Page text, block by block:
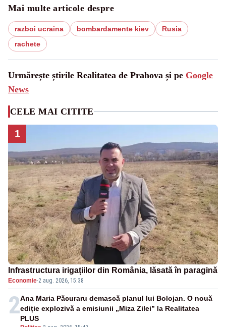
Mai multe articole despre
razboi ucraina bombardamente kiev
Rusia
rachete
Urmărește știrile Realitatea de Prahova și pe Google
News
CELE MAI CITITE
1
Infrastructura irigațiilor din România, lăsată în paragină
Economie·2 aug. 2026, 15:38
2Ana Maria Păcuraru demască planul lui Bolojan. O nouă
ediție explozivă a emisiunii „Miza Zilei” la Realitatea
PLUS